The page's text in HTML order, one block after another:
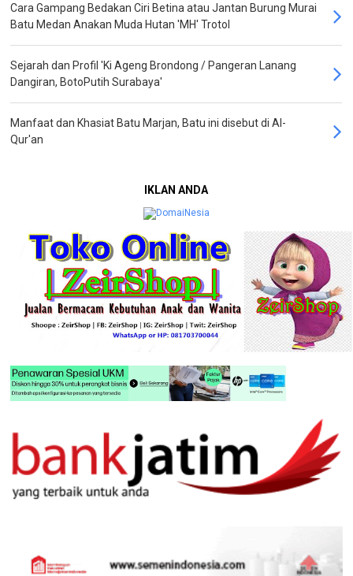
Cara Gampang Bedakan Ciri Betina atau Jantan Burung Murai
Batu Medan Anakan Muda Hutan 'MH' Trotol
Sejarah dan Profil 'Ki Ageng Brondong / Pangeran Lanang
Dangiran, BotoPutih Surabaya'
Manfaat dan Khasiat Batu Marjan, Batu ini disebut di Al-
Qur'an
IKLAN ANDA